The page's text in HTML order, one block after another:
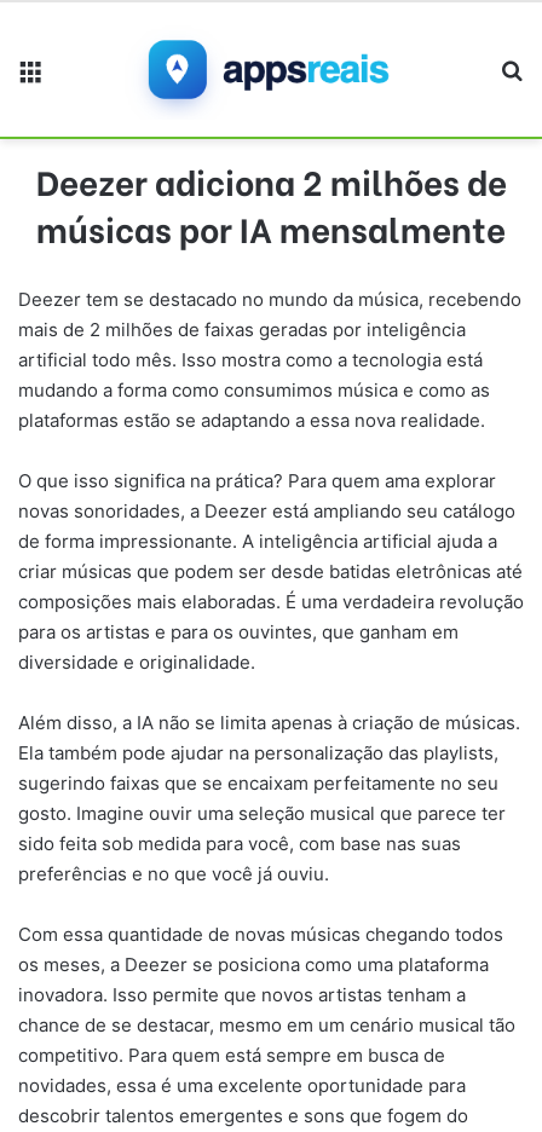
Deezer adiciona 2 milhões de
músicas por IA mensalmente
Deezer tem se destacado no mundo da música, recebendo
mais de 2 milhões de faixas geradas por inteligência
artificial todo mês. Isso mostra como a tecnologia está
mudando a forma como consumimos música e como as
plataformas estão se adaptando a essa nova realidade.
O que isso significa na prática? Para quem ama explorar
novas sonoridades, a Deezer está ampliando seu catálogo
de forma impressionante. A inteligência artificial ajuda a
criar músicas que podem ser desde batidas eletrônicas até
composições mais elaboradas. É uma verdadeira revolução
para os artistas e para os ouvintes, que ganham em
diversidade e originalidade.
Além disso, a IA não se limita apenas à criação de músicas.
Ela também pode ajudar na personalização das playlists,
sugerindo faixas que se encaixam perfeitamente no seu
gosto. Imagine ouvir uma seleção musical que parece ter
sido feita sob medida para você, com base nas suas
preferências e no que você já ouviu.
Com essa quantidade de novas músicas chegando todos
os meses, a Deezer se posiciona como uma plataforma
inovadora. Isso permite que novos artistas tenham a
chance de se destacar, mesmo em um cenário musical tão
competitivo. Para quem está sempre em busca de
novidades, essa é uma excelente oportunidade para
descobrir talentos emergentes e sons que fogem do